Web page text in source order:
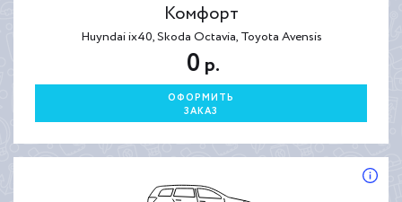
Комфорт
Huyndai ix40, Skoda Octavia, Toyota Avensis
0 р.
ОФОРМИТЬ
ЗАКАЗ